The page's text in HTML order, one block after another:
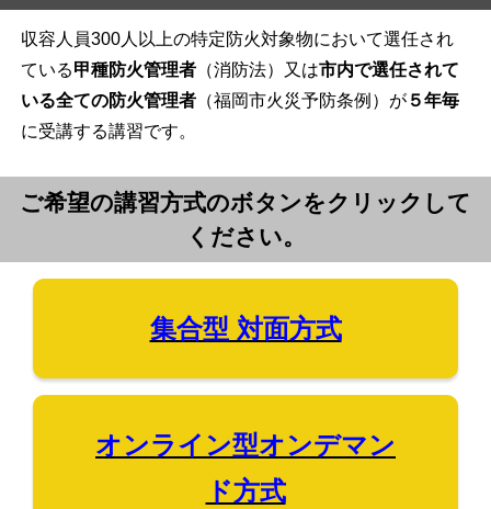
収容人員300人以上の特定防火対象物において選任され
ている甲種防火管理者 （消防法）又は市内で選任されて
いる全ての防火管理者 （福岡市火災予防条例）が ５年毎
に受講する講習です。
ご希望の講習方式のボタンをクリックして
ください。
集合型 対面方式
オンライン型オンデマン
ド方式